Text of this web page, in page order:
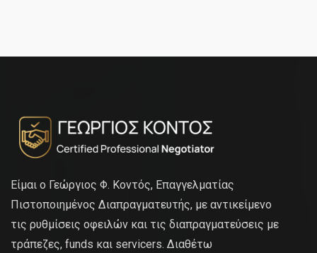
Είμαι ο Γεώργιος Φ. Κοντός, Επαγγελματίας
Πιστοποιημένος Διαπραγματευτής, με αντικείμενο
τις ρυθμίσεις οφειλών και τις διαπραγματεύσεις με
τράπεζες, funds και servicers. Διαθέτω